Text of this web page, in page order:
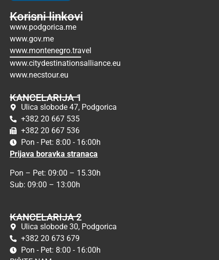
Korisni linkovi
www.podgorica.me
www.gov.me
www.montenegro.travel
www.citydestinationsalliance.eu
www.necstour.eu
KANCELARIJA 1
Ulica slobode 47, Podgorica
+382 20 667 535
+382 20 667 536
Pon - Pet: 8:00 - 16:00h
Prijava boravka stranaca
Pon – Pet: 09:00 – 15.30h
Sub: 09:00 – 13:00h
KANCELARIJA 2
Ulica slobode 30, Podgorica
+382 20 673 679
Pon - Pet: 8:00 - 16:00h